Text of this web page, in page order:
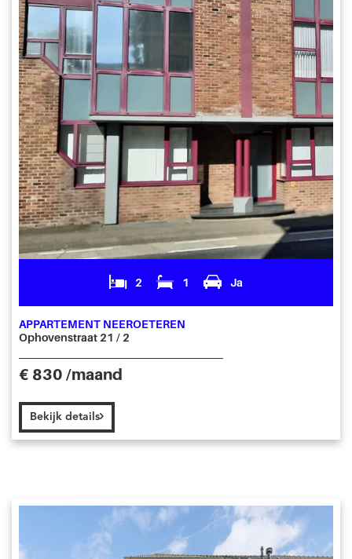
2 1 Ja
APPARTEMENT NEEROETEREN
Ophovenstraat 21 / 2
€ 830 /maand
Bekijk details